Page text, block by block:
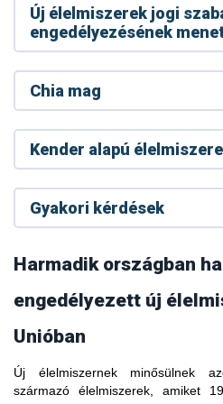
Új élelmiszerek jogi
engedélyezésének
Chia mag
Kender alapú
Gyakori kérdések
Harmadik országban
engedélyezett új
Unióban
Új élelmiszernek minősülnek
származó élelmiszerek, amiket
A kávélevélből készült
fogyasztják Etiópiában, Dél-